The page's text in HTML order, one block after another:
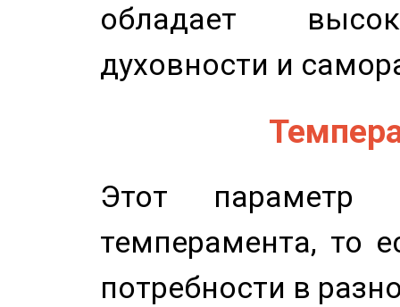
обладает
духовности и
Этот параметр
темперамента, то
потребности в